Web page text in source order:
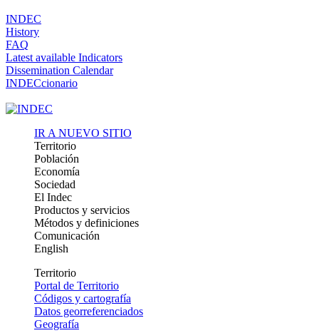
INDEC
History
FAQ
Latest available Indicators
Dissemination Calendar
INDECcionario
IR A NUEVO SITIO
Territorio
Población
Economía
Sociedad
El Indec
Productos y servicios
Métodos y definiciones
Comunicación
English
Territorio
Portal de Territorio
Códigos y cartografía
Datos georreferenciados
Geografía